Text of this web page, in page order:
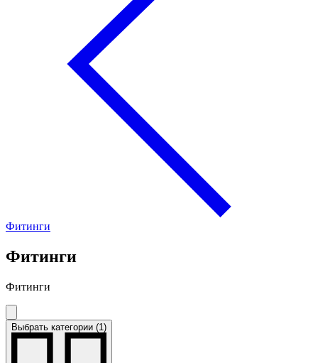
Фитинги
Фитинги
Фитинги
Выбрать категории (1)